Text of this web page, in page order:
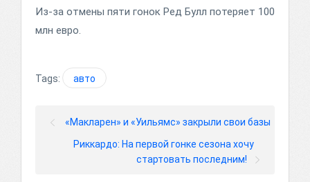
Из-за отмены пяти гонок Ред Булл потеряет 100
млн евро.
Tags: авто
«Макларен» и «Уильямс» закрыли свои базы
Риккардо: На первой гонке сезона хочу
стартовать последним!